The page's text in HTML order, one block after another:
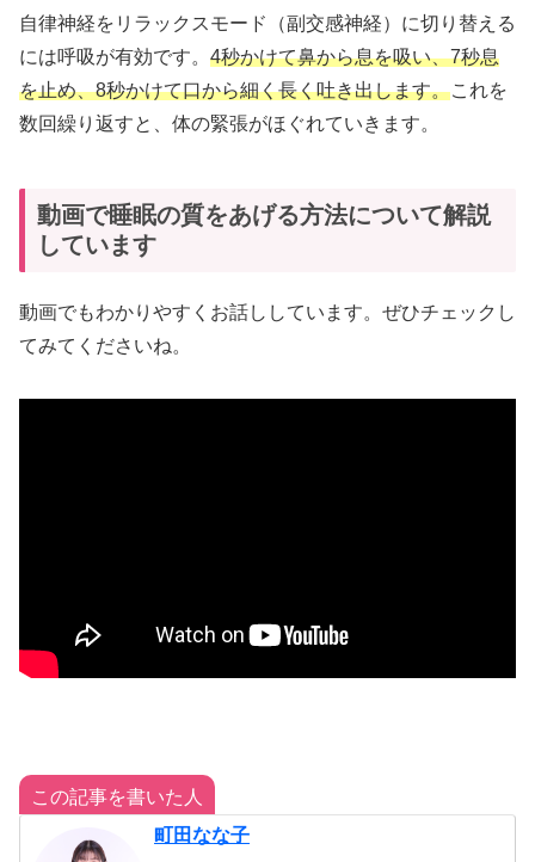
自律神経をリラックスモード（副交感神経）に切り替える
には呼吸が有効です。 4秒かけて鼻から息を吸い、7秒息
を止め、8秒かけて口から細く長く吐き出します。これを
数回繰り返すと、体の緊張がほぐれていきます。
動画で睡眠の質をあげる方法について解説
しています
動画でもわかりやすくお話ししています。ぜひチェックし
てみてくださいね。
この記事を書いた人
町田なな子